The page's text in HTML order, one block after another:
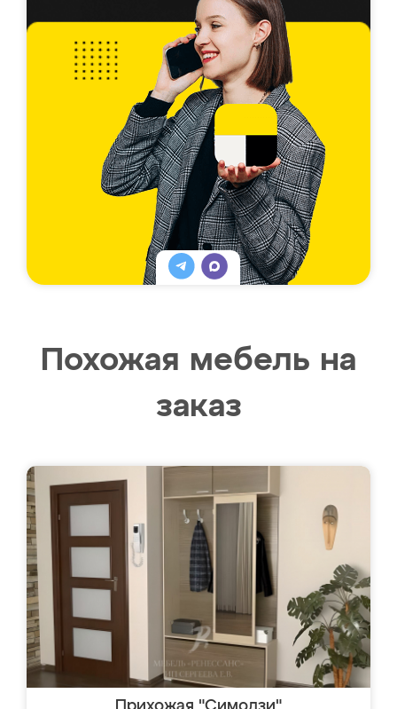
Похожая мебель на
заказ